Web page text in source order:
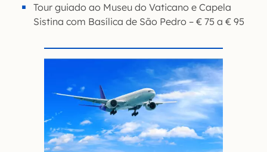
Tour guiado ao Museu do Vaticano e Capela
Sistina com Basílica de São Pedro – € 75 a € 95